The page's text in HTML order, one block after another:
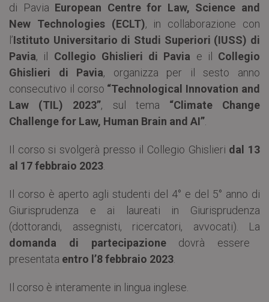
di Pavia European Centre for Law, Science and
New Technologies (ECLT), in collaborazione con
l’Istituto Universitario di Studi Superiori (IUSS) di
Pavia, il Collegio Ghislieri di Pavia e il Collegio
Ghislieri di Pavia, organizza per il sesto anno
consecutivo il corso “Technological Innovation and
Law (TIL) 2023”, sul tema “Climate Change
Challenge for Law, Human Brain and AI”
Il corso si svolgerà presso il Collegio Ghislieri dal 13
al 17 febbraio 2023
Il corso è aperto agli studenti del 4° e del 5° anno di
Giurisprudenza e ai laureati in Giurisprudenza
(dottorandi, assegnisti, ricercatori, avvocati). La
domanda di partecipazionedovrà essere
presentata entro l’8 febbraio 2023
Il corso è interamente in lingua inglese.